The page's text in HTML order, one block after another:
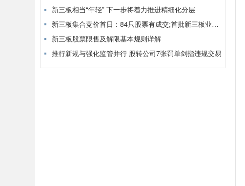
新三板相当“年轻” 下一步将着力推进精细化分层
新三板集合竞价首日：84只股票有成交;首批新三板业绩预喜公告出炉
新三板股票限售及解限基本规则详解
推行新规与强化监管并行 股转公司7张罚单剑指违规交易